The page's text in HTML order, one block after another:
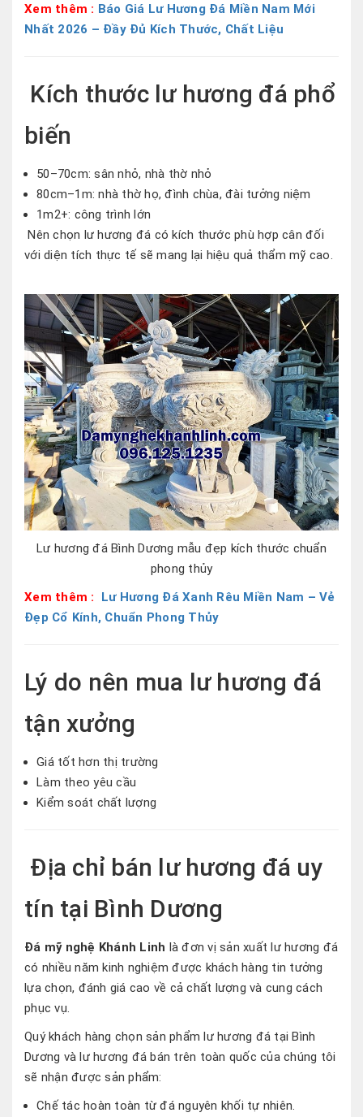
Xem thêm : Báo Giá Lư Hương Đá Miền Nam Mới
Nhất 2026 – Đầy Đủ Kích Thước, Chất Liệu
Kích thước lư hương đá phổ
biến
50–70cm: sân nhỏ, nhà thờ nhỏ
80cm–1m: nhà thờ họ, đình chùa, đài tưởng niệm
1m2+: công trình lớn
Nên chọn lư hương đá có kích thước phù hợp cân đối
với diện tích thực tế sẽ mang lại hiệu quả thẩm mỹ cao.
Lư hương đá Bình Dương mẫu đẹp kích thước chuẩn
phong thủy
Xem thêm :
Lư Hương Đá Xanh Rêu Miền Nam – Vẻ
Đẹp Cổ Kính, Chuẩn Phong Thủy
Lý do nên mua lư hương đá
tận xưởng
Giá tốt hơn thị trường
Làm theo yêu cầu
Kiểm soát chất lượng
Địa chỉ bán lư hương đá uy
tín tại Bình Dương
Đá mỹ nghệ Khánh Linh là đơn vị sản xuất lư hương đá
có nhiều năm kinh nghiệm được khách hàng tin tưởng
lựa chọn, đánh giá cao về cả chất lượng và cung cách
phục vụ.
Quý khách hàng chọn sản phẩm lư hương đá tại Bình
Dương và lư hương đá bán trên toàn quốc của chúng tôi
sẽ nhận được sản phẩm:
Chế tác hoàn toàn từ đá nguyên khối tự nhiên.